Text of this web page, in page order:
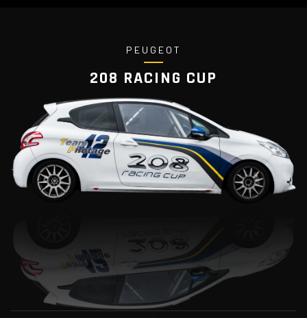
PEUGEOT
208 RACING CUP